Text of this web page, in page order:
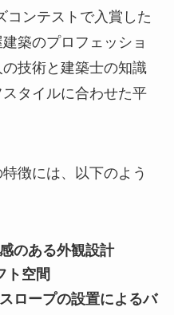
コンテストで入賞した
築のプロフェッショ
技術と建築士の知識
タイルに合わせた平
徴には、以下のよう
のある外観設計
ト空間
ロープの設置によるバ